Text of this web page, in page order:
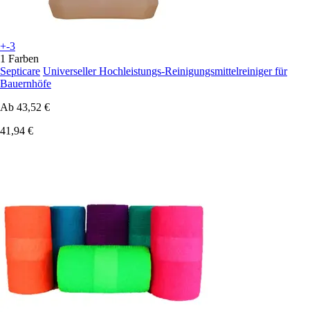
+-3
1 Farben
Septicare Universeller Hochleistungs-Reinigungsmittelreiniger für
Bauernhöfe
Ab 43,52 €
41,94 €